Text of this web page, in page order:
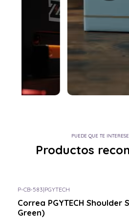
PUEDE QUE TE
Productos
P-CB-583|PGYTECH
Correa PGYTECH Shoulder
Green)